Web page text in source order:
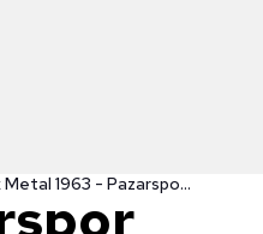
Türk Metal 1963 - Pazarspor ZTK MAÇI CANLI | Türk Metal 1963 - Pazarspor saat kaçta, hangi kanalda?